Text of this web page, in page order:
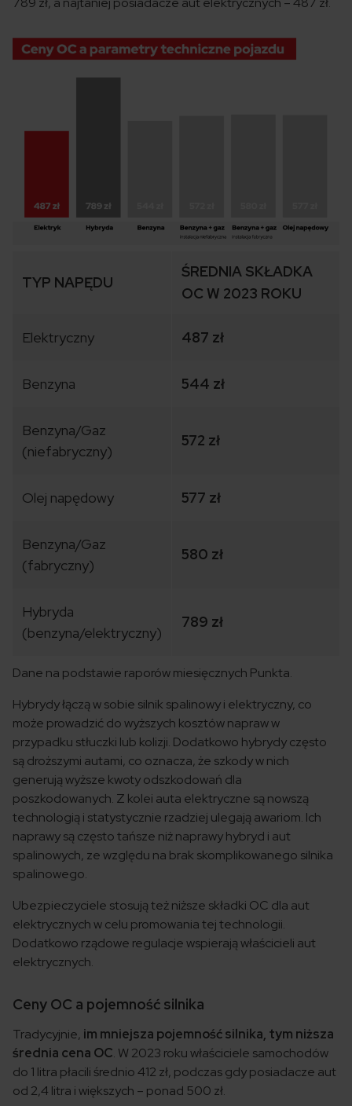
TYP NAPĘDU
ŚREDNIA SKŁADKA
OC W 2023 ROKU
Elektryczny 487 zł
Benzyna 544 zł
Benzyna/Gaz
(niefabryczny)
572 zł
Olej napędowy 577 zł
Benzyna/Gaz
(fabryczny)
580 zł
Hybryda
(benzyna/elektryczny)
789 zł
Dane na podstawie raporów miesięcznych Punkta.
Hybrydy łączą w sobie silnik spalinowy i elektryczny, co
może prowadzić do wyższych kosztów napraw w
przypadku stłuczki lub kolizji. Dodatkowo hybrydy często
są droższymi autami, co oznacza, że szkody w nich
generują wyższe kwoty odszkodowań dla
poszkodowanych. Z kolei auta elektryczne są nowszą
technologią i statystycznie rzadziej ulegają awariom. Ich
naprawy są często tańsze niż naprawy hybryd i aut
spalinowych, ze względu na brak skomplikowanego silnika
spalinowego.
Ubezpieczyciele stosują też niższe składki OC dla aut
elektrycznych w celu promowania tej technologii.
Dodatkowo rządowe regulacje wspierają właścicieli aut
elektrycznych.
Ceny OC a pojemność silnika
Tradycyjnie, im mniejsza pojemność silnika, tym niższa
średnia cena OC. W 2023 roku właściciele samochodów
do 1 litra płacili średnio 412 zł, podczas gdy posiadacze aut
od 2,4 litra i większych – ponad 500 zł.